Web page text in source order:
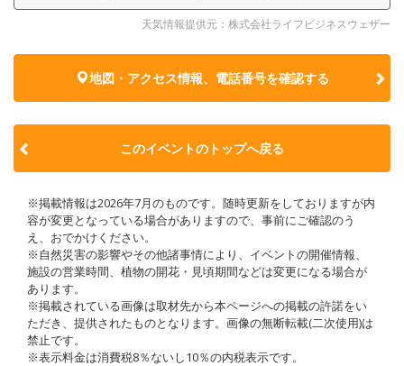
天気情報提供元：株式会社ライフビジネスウェザー
地図・アクセス情報、電話番号を確認する
このイベントのトップへ戻る
※掲載情報は2026年7月のものです。随時更新をしておりますが内
容が変更となっている場合がありますので、事前にご確認のう
え、おでかけください。
※自然災害の影響やその他諸事情により、イベントの開催情報、
施設の営業時間、植物の開花・見頃期間などは変更になる場合が
あります。
※掲載されている画像は取材先から本ページへの掲載の許諾をい
ただき、提供されたものとなります。画像の無断転載(二次使用)は
禁止です。
※表示料金は消費税8％ないし10％の内税表示です。